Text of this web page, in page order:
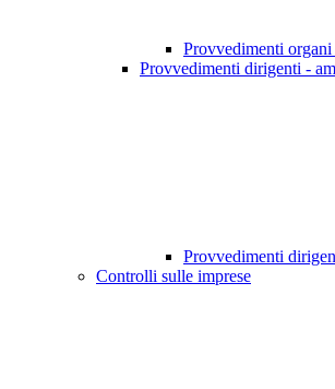
Provvedimenti
Provvedimenti dirigenti -
Provvedimenti
Controlli sulle imprese